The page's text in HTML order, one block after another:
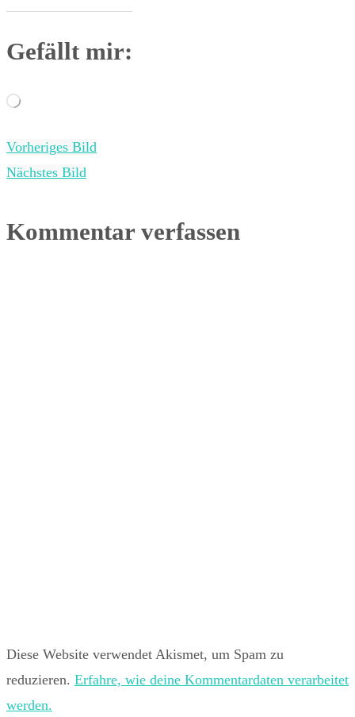
Gefällt mir:
Wird
Vorheriges Bild
Nächstes Bild
Kommentar verfassen
Diese Website verwendet Akismet, um Spam zu
reduzieren. Erfahre, wie deine Kommentardaten verarbeitet
werden.